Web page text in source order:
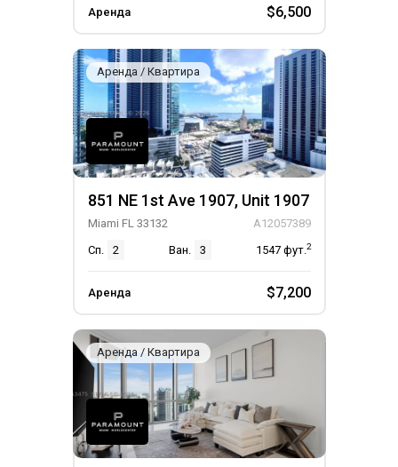
Аренда $6,500
Аренда / Квартира
851 NE 1st Ave 1907, Unit 1907
Miami FL 33132
A12057389
Сп.
2 Ван. 3 1547 фут.2
Аренда $7,200
Аренда / Квартира